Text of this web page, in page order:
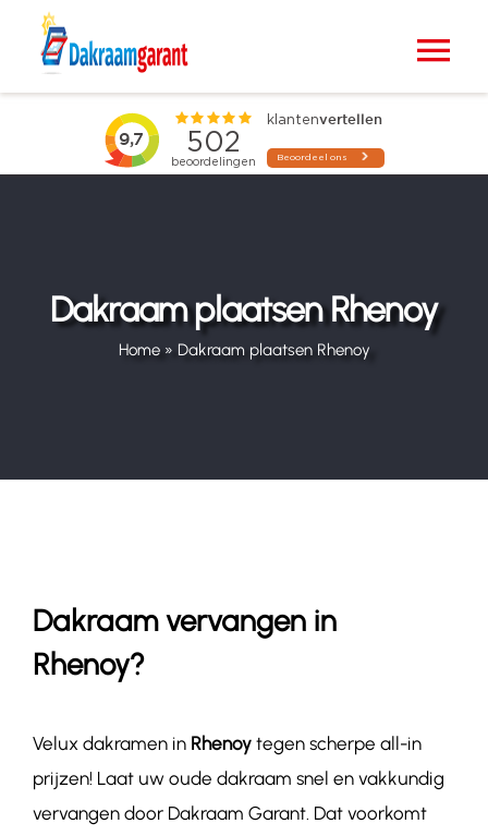
Blogs
Dakraam plaatsen Rhenoy
Home» Dakraam plaatsen Rhenoy
Dakraam vervangen in
Rhenoy?
Velux dakramen in Rhenoytegen scherpe all-in
prijzen! Laat uw oude dakraam snel en vakkundig
vervangen door Dakraam Garant. Dat voorkomt